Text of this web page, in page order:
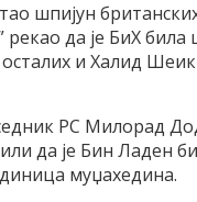
шпијун
да је БиХ била
и Халид
РС Милорад
да је Бин Ладен
муџахедина.